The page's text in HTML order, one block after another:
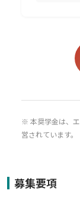
※ 本奨学金は、
営されています。
募集要項